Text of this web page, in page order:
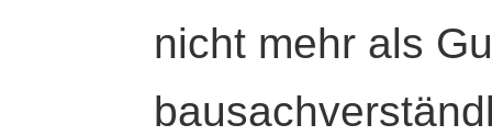
nicht mehr als